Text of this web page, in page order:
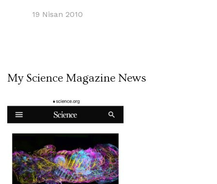
19 Nisan 2010
My Science Magazine News